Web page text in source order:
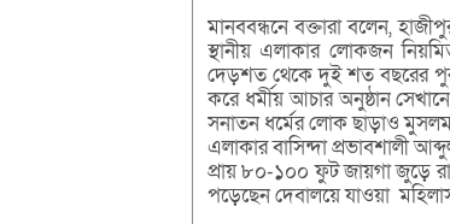
মানববন্ধনে বক্তারা বলেন,
স্থানীয় এলাকার লোকজন
দেড়শত থেকে দুই শত বছরের
করে ধর্মীয় আচার অনুষ্ঠান
সনাতন ধর্মের লোক ছাড়াও
এলাকার বাসিন্দা প্রভাবশালী
প্রায় ৮০-১০০ ফুট জায়গা জুড়ে
পড়েছেন দেবালয়ে যাওয়া